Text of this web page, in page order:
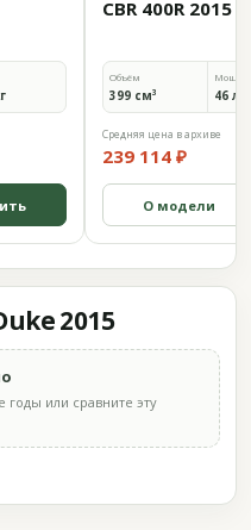
CBR 400R 2015
Объём
399 см³ 46
Средняя цена в архиве
239 114 ₽
О модели
2015
годы или сравните эту